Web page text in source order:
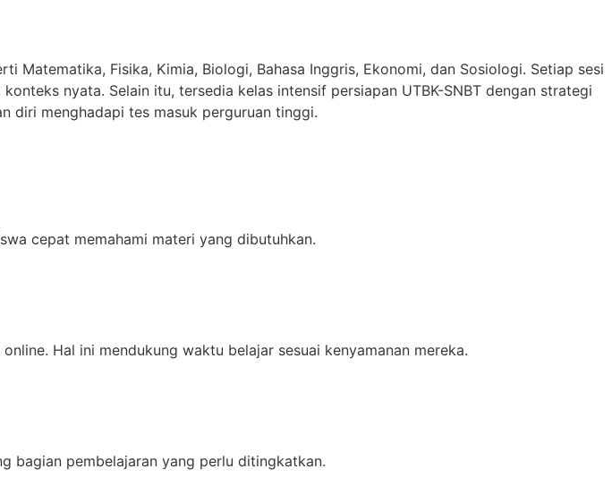
Matematika, Fisika, Kimia, Biologi, Bahasa Inggris, Ekonomi, dan Sosiologi. Setiap sesi
nyata. Selain itu, tersedia kelas intensif persiapan UTBK-SNBT dengan strategi
diri menghadapi tes masuk perguruan tinggi.
cepat memahami materi yang dibutuhkan.
Hal ini mendukung waktu belajar sesuai kenyamanan mereka.
bagian pembelajaran yang perlu ditingkatkan.